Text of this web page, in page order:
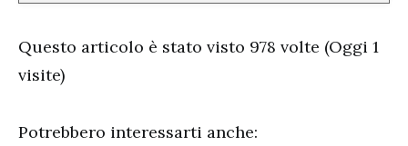
Questo articolo è stato visto 978 volte (Oggi 1
visite)
Potrebbero interessarti anche: